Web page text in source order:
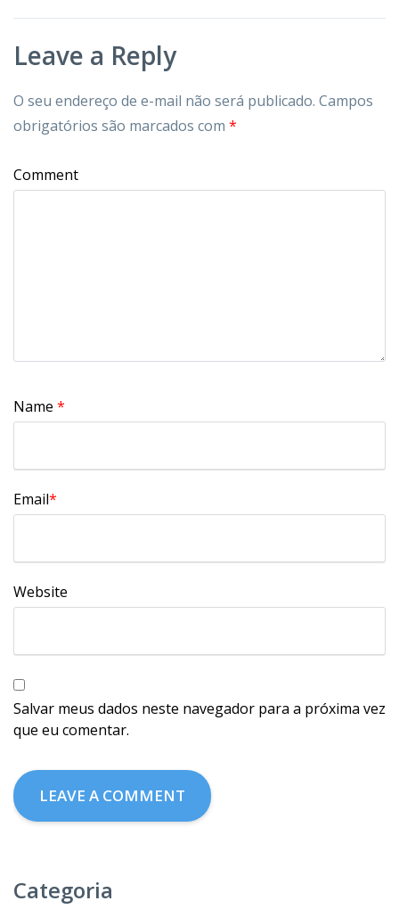
Leave a Reply
O seu endereço de e-mail não será publicado. Campos
obrigatórios são marcados com *
Comment
Name *
Email*
Website
Salvar meus dados neste navegador para a próxima vez
que eu comentar.
Categoria